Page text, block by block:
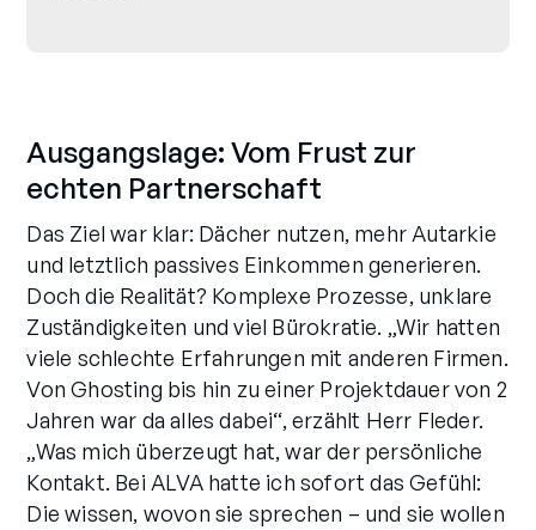
Ausgangslage: Vom Frust zur
echten Partnerschaft
Das Ziel war klar: Dächer nutzen, mehr Autarkie
und letztlich passives Einkommen generieren.
Doch die Realität? Komplexe Prozesse, unklare
Zuständigkeiten und viel Bürokratie. „Wir hatten
viele schlechte Erfahrungen mit anderen Firmen.
Von Ghosting bis hin zu einer Projektdauer von 2
Jahren war da alles dabei“, erzählt Herr Fleder.
„Was mich überzeugt hat, war der persönliche
Kontakt. Bei ALVA hatte ich sofort das Gefühl:
Die wissen, wovon sie sprechen – und sie wollen